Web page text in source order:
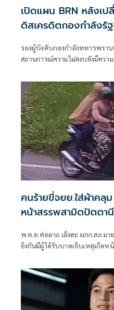
เปิดแผน BRN หลังเ
ดิสเครดิตกองกำลังรั
รองผู้บังคับกองกำลังทหารพรา
สถานการณ์ความไม่สงบยังมีความ
คนร้ายขี่จยย.ใส่ผ้าคลุ
หน้าสรรพสามิตปัตตา
พ.ต.อ.ต่อลาภ เล็งฮะ ผกก.สภ.ม
ยิงกันมีผู้ได้รับบาดเจ็บเหตุเกิดห
นราธิวาส - ปัตตานี หลังได้รับแจ้งจึงรายงานให้ผู้บังคับบัญชา
ทราบพร้อมนำกำลังไปที่เกิดเหตุ